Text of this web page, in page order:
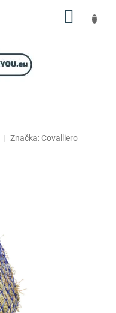
Značka:Covalliero